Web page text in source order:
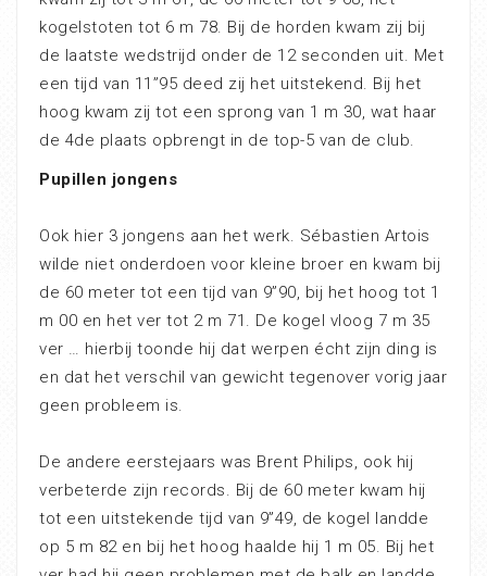
kogelstoten tot 6 m 78. Bij de horden kwam zij bij
de laatste wedstrijd onder de 12 seconden uit. Met
een tijd van 11”95 deed zij het uitstekend. Bij het
hoog kwam zij tot een sprong van 1 m 30, wat haar
de 4de plaats opbrengt in de top-5 van de club.
Pupillen jongens
Ook hier 3 jongens aan het werk. Sébastien Artois
wilde niet onderdoen voor kleine broer en kwam bij
de 60 meter tot een tijd van 9”90, bij het hoog tot 1
m 00 en het ver tot 2 m 71. De kogel vloog 7 m 35
ver … hierbij toonde hij dat werpen écht zijn ding is
en dat het verschil van gewicht tegenover vorig jaar
geen probleem is.
De andere eerstejaars was Brent Philips, ook hij
verbeterde zijn records. Bij de 60 meter kwam hij
tot een uitstekende tijd van 9”49, de kogel landde
op 5 m 82 en bij het hoog haalde hij 1 m 05. Bij het